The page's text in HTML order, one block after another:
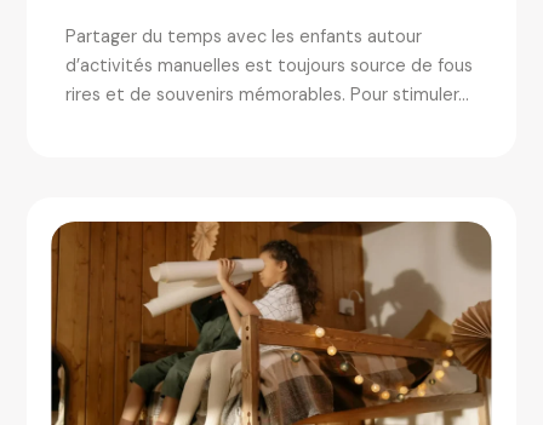
Partager du temps avec les enfants autour
d’activités manuelles est toujours source de fous
rires et de souvenirs mémorables. Pour stimuler...